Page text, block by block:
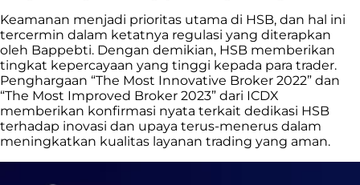
Keamanan menjadi prioritas utama di HSB, dan hal ini
tercermin dalam ketatnya regulasi yang diterapkan
oleh Bappebti. Dengan demikian, HSB memberikan
tingkat kepercayaan yang tinggi kepada para trader.
Penghargaan “The Most Innovative Broker 2022” dan
“The Most Improved Broker 2023” dari ICDX
memberikan konfirmasi nyata terkait dedikasi HSB
terhadap inovasi dan upaya terus-menerus dalam
meningkatkan kualitas layanan trading yang aman.